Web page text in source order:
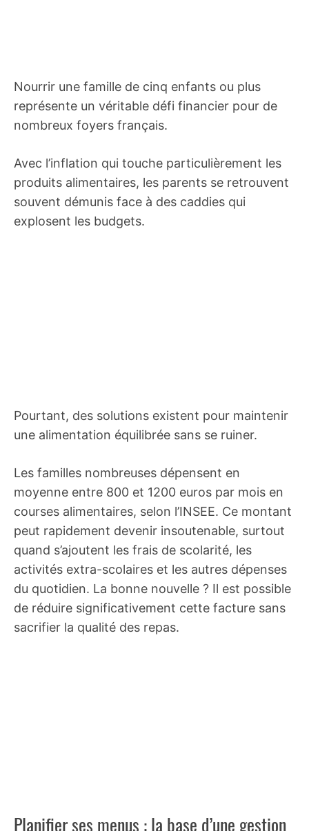
Nourrir une famille de cinq enfants ou plus
représente un véritable défi financier pour de
nombreux foyers français.
Avec l’inflation qui touche particulièrement les
produits alimentaires, les parents se retrouvent
souvent démunis face à des caddies qui
explosent les budgets.
Pourtant, des solutions existent pour maintenir
une alimentation équilibrée sans se ruiner.
Les familles nombreuses dépensent en
moyenne entre 800 et 1200 euros par mois en
courses alimentaires, selon l’INSEE. Ce montant
peut rapidement devenir insoutenable, surtout
quand s’ajoutent les frais de scolarité, les
activités extra-scolaires et les autres dépenses
du quotidien. La bonne nouvelle ? Il est possible
de réduire significativement cette facture sans
sacrifier la qualité des repas.
Planifier ses menus : la base d’une gestion